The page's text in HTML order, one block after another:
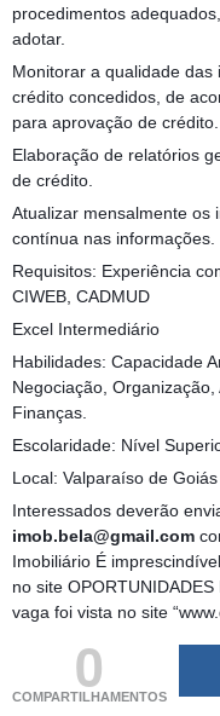
procedimentos
adotar.
Monitorar a qualidade das
crédito concedidos, de
para aprovação de crédito.
Elaboração de relatórios
de crédito.
Atualizar mensalmente os
contínua nas informações.
Requisitos: Experiência
CIWEB, CADMUD
Excel Intermediário
Habilidades: Capacidade
Negociação,
Finanças.
Escolaridade: Nível
Local: Valparaíso de Goiás
Interessados deverão
imob.bela@gmail.com
Imobiliário É
no site
vaga foi vista no site
0
COMPARTILHAMENTOS